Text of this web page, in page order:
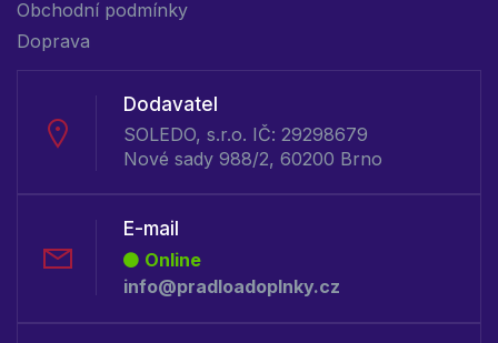
Obchodní podmínky
Doprava
Dodavatel
SOLEDO, s.r.o. IČ: 29298679
Nové sady 988/2, 60200 Brno
E-mail
Online
info@pradloadoplnky.cz